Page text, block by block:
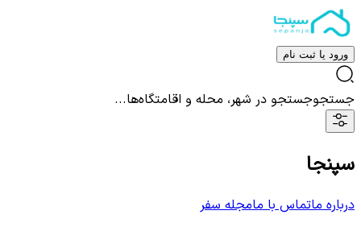
ورود یا ثبت نام
جستجوجستجو در شهر، محله و اقامتگاه‌ها...
سپنجا
درباره ماتماس با مامجله سفر